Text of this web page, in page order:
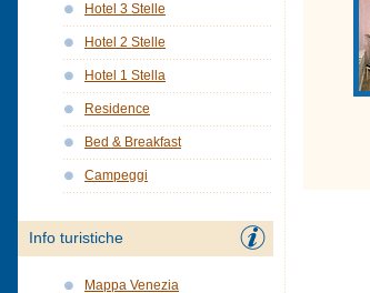
Hotel 3 Stelle
Hotel 2 Stelle
Hotel 1 Stella
Residence
Bed & Breakfast
Campeggi
Info turistiche
Mappa Venezia